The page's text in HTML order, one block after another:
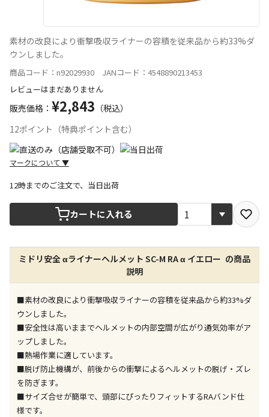
素材の改良により衝撃吸収ライナーの容積を従来品から約33%ダ
ウンしました。
商品コード：n92029930 JANコード：4548890213453
レビューはまだありません
販売価格： ¥2,843 （税込）
12ポイント（特典ポイント含む）
マークについて ▼
宅配や店舗受取を選択できる商品です
店舗のみで受取できる商品です（宅配便でのお届けが
できません）
※同時購入の商品は、全て同じ店舗での受取となりま
す
特定の店舗のみで受取ができる商品です（宅配便での
お届けができません）
※同時購入の商品は、全て同じ店舗での受取となりま
す
委託業者によりお届けする商品です
が、ご購入手続きを分けてお買い求めください
※支払い方法の代金引換は選択できません。
12時までのご注文で、当日出荷
カートに入れる
ミドリ安全 αライナーヘルメット SC-M RA α イエロー の商品
説明
■素材の改良により衝撃吸収ライナーの容積を従来品から約33%ダ
ウンしました。
■安全性は高いままでヘルメットの内部空間が広がり通気効率がア
ップしました。
■熱場作業に適しています。
■脱げ防止機構が、前後からの衝撃によるヘルメットの脱げ・ズレ
を防ぎます。
■サイズ合せが簡単で、頭部にぴったりフィットするRAバンド仕
様です。